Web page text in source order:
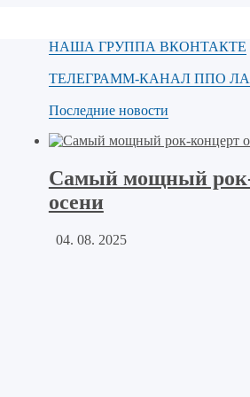
НАША ГРУППА ВКОНТАКТЕ
ТЕЛЕГРАММ-КАНАЛ ППО
Последние новости
Самый мощный
осени
04. 08. 2025